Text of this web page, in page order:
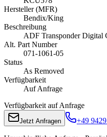
Hersteller (MFR)
Bendix/King
Beschreibung
ADF Transponder Digital
Alt. Part Number
071-1061-05
Status
As Removed
Verfügbarkeit
Auf Anfrage
Verfügbarkeit auf Anfrage
Jetzt Anfragen +49